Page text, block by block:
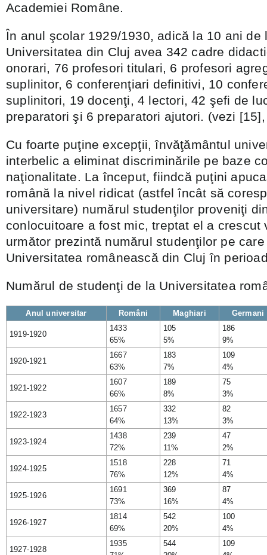
Academiei Române.
În anul şcolar 1929/1930, adică la 10 ani de
Universitatea din Cluj avea 342 cadre
onorari, 76 profesori titulari, 6 profesori
suplinitor, 6 conferenţiari definitivi, 10
suplinitori, 19 docenţi, 4 lectori, 42 şefi de
preparatori şi 6 preparatori ajutori. (vezi
Cu foarte puţine excepţii, învăţământul
interbelic a eliminat discriminările pe baze
naţionalitate. La început, fiindcă puţini
română la nivel ridicat (astfel încât să
universitare) numărul studenţilor proveniţi
conlocuitoare a fost mic, treptat el a crescut
următor prezintă numărul studenţilor pe
Universitatea românească din Cluj în
Numărul de studenţi de la Universitatea
Anul universitar Români Maghiari Germani
1919-1920
1433
65%
105
5%
186
9%
1920-1921
1667
63%
183
7%
109
4%
1921-1922
1607
66%
189
8%
75
3%
1922-1923
1657
64%
332
13%
82
3%
1923-1924
1438
72%
239
11%
47
2%
1924-1925
1518
76%
228
12%
71
4%
1925-1926
1691
73%
369
16%
87
4%
1926-1927
1814
69%
542
20%
100
4%
1927-1928
1935
544
109